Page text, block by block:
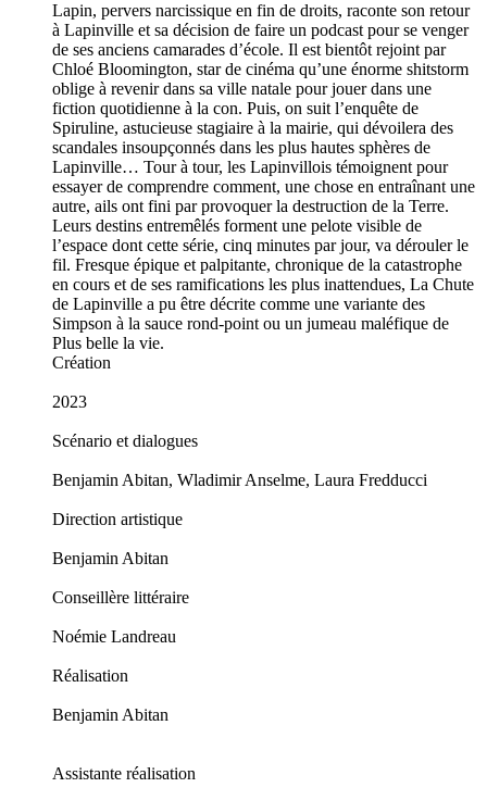
Lapin, pervers narcissique en fin de droits, raconte son retour
à Lapinville et sa décision de faire un podcast pour se venger
de ses anciens camarades d’école. Il est bientôt rejoint par
Chloé Bloomington, star de cinéma qu’une énorme shitstorm
oblige à revenir dans sa ville natale pour jouer dans une
fiction quotidienne à la con. Puis, on suit l’enquête de
Spiruline, astucieuse stagiaire à la mairie, qui dévoilera des
scandales insoupçonnés dans les plus hautes sphères de
Lapinville… Tour à tour, les Lapinvillois témoignent pour
essayer de comprendre comment, une chose en entraînant une
autre, ails ont fini par provoquer la destruction de la Terre.
Leurs destins entremêlés forment une pelote visible de
l’espace dont cette série, cinq minutes par jour, va dérouler le
fil. Fresque épique et palpitante, chronique de la catastrophe
en cours et de ses ramifications les plus inattendues, La Chute
de Lapinville a pu être décrite comme une variante des
Simpson à la sauce rond-point ou un jumeau maléfique de
Plus belle la vie.
Création
2023
Scénario et dialogues
Benjamin Abitan, Wladimir Anselme, Laura Fredducci
Direction artistique
Benjamin Abitan
Conseillère littéraire
Noémie Landreau
Réalisation
Benjamin Abitan
Assistante réalisation